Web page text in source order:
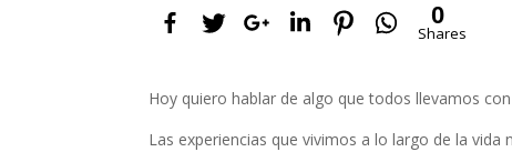
0
Shares
Hoy quiero hablar de algo que todos llevamos
Las experiencias que vivimos a lo largo de la